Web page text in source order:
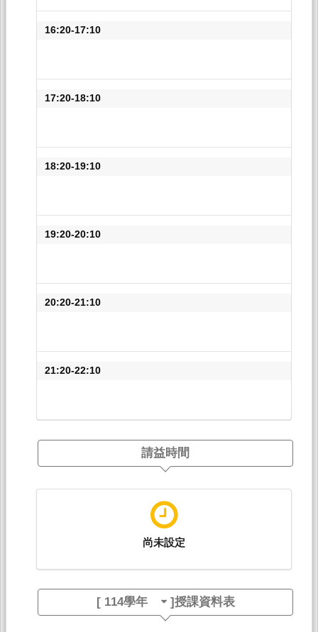
16:20-17:10
17:20-18:10
18:20-19:10
19:20-20:10
20:20-21:10
21:20-22:10
請益時間
尚未設定
[ 114學年 ]授課資料表